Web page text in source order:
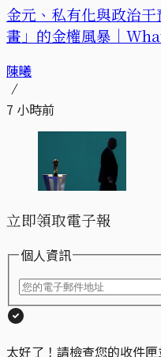
金元、私有化與政治
畫」的金權風暴｜
陳曦
7 小時前
立即領取電子報
個人資訊
太好了！請檢查您的收件匣